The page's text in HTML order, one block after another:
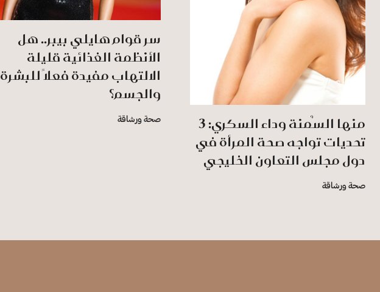
منها السُمنة وداء السكري: 3
تحديات تواجه صحة المرأة في
دول مجلس التعاون الخليجي
صحة ورشاقة
سر قوام هايلي بيبر.. هل
الأنظمة الغذائية قليلة
الالتهاب مفيدة فعلًا للبشرة
والجسم؟
صحة ورشاقة